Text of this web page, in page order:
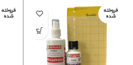
فروخته
شده
فروخته
شده